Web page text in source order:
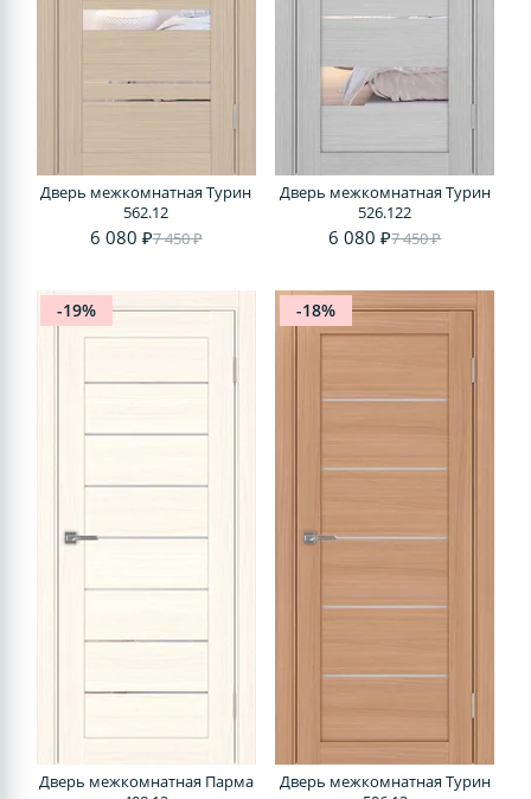
Дверь межкомнатная Турин
562.12
6 080 ₽7 450 ₽
Дверь межкомнатная Турин
526.122
6 080 ₽7 450 ₽
-19%
Дверь межкомнатная Парма
-18%
Дверь межкомнатная Турин